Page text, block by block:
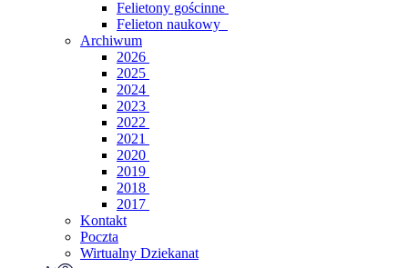
Felietony gościnne
Felieton naukowy
Archiwum
2026
2025
2024
2023
2022
2021
2020
2019
2018
2017
Kontakt
Poczta
Wirtualny Dziekanat